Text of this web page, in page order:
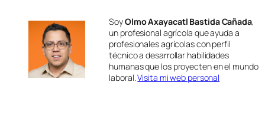
SoyOlmo Axayacatl Bastida Cañada,
un profesional agrícola que ayuda a
profesionales agrícolas con perfil
técnico a desarrollar habilidades
humanas que los proyecten en el mundo
laboral.Visita mi web personal